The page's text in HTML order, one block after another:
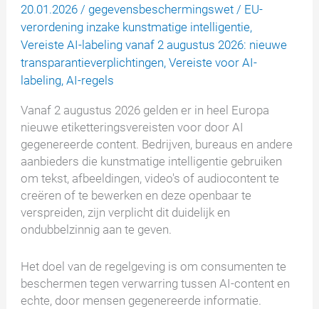
20.01.2026/ gegevensbeschermingswet / EU-
verordening inzake kunstmatige intelligentie,
Vereiste AI-labeling vanaf 2 augustus 2026: nieuwe
transparantieverplichtingen,Vereiste voor AI-
labeling,AI-regels
Vanaf 2 augustus 2026 gelden er in heel Europa
nieuwe etiketteringsvereisten voor door AI
gegenereerde content. Bedrijven, bureaus en andere
aanbieders die kunstmatige intelligentie gebruiken
om tekst, afbeeldingen, video's of audiocontent te
creëren of te bewerken en deze openbaar te
verspreiden, zijn verplicht dit duidelijk en
ondubbelzinnig aan te geven.
Het doel van de regelgeving is om consumenten te
beschermen tegen verwarring tussen AI-content en
echte, door mensen gegenereerde informatie.